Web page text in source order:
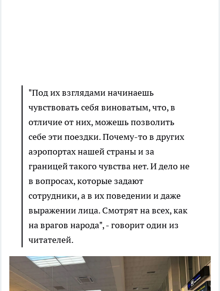
"Под их взглядами начинаешь
чувствовать себя виноватым, что, в
отличие от них, можешь позволить
себе эти поездки. Почему-то в других
аэропортах нашей страны и за
границей такого чувства нет. И дело не
в вопросах, которые задают
сотрудники, а в их поведении и даже
выражении лица. Смотрят на всех, как
на врагов народа", - говорит один из
читателей.